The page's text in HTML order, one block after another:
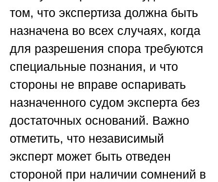
том, что экспертиза должна быть
назначена во всех случаях, когда
для разрешения спора требуются
специальные познания, и что
стороны не вправе оспаривать
назначенного судом эксперта без
достаточных оснований. Важно
отметить, что независимый
эксперт может быть отведен
стороной при наличии сомнений в